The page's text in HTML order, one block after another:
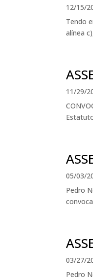
12/15/
Tendo
alínea
11/29/
05/03/
Pedro
03/27/
Pedro